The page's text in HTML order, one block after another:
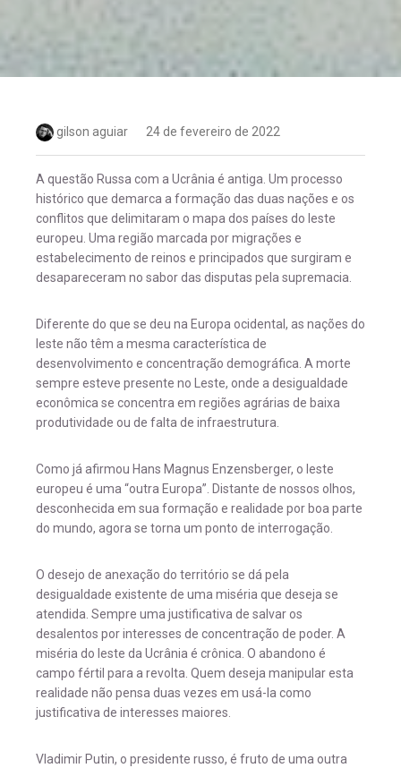
gilson aguiar 24 de fevereiro de 2022
A questão Russa com a Ucrânia é antiga. Um processo
histórico que demarca a formação das duas nações e os
conflitos que delimitaram o mapa dos países do leste
europeu. Uma região marcada por migrações e
estabelecimento de reinos e principados que surgiram e
desapareceram no sabor das disputas pela supremacia.
Diferente do que se deu na Europa ocidental, as nações do
leste não têm a mesma característica de
desenvolvimento e concentração demográfica. A morte
sempre esteve presente no Leste, onde a desigualdade
econômica se concentra em regiões agrárias de baixa
produtividade ou de falta de infraestrutura.
Como já afirmou Hans Magnus Enzensberger, o leste
europeu é uma “outra Europa”. Distante de nossos olhos,
desconhecida em sua formação e realidade por boa parte
do mundo, agora se torna um ponto de interrogação.
O desejo de anexação do território se dá pela
desigualdade existente de uma miséria que deseja se
atendida. Sempre uma justificativa de salvar os
desalentos por interesses de concentração de poder. A
miséria do leste da Ucrânia é crônica. O abandono é
campo fértil para a revolta. Quem deseja manipular esta
realidade não pensa duas vezes em usá-la como
justificativa de interesses maiores.
Vladimir Putin, o presidente russo, é fruto de uma outra